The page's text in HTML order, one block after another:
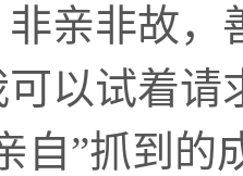
亲非故，
以试着请
自”抓到的